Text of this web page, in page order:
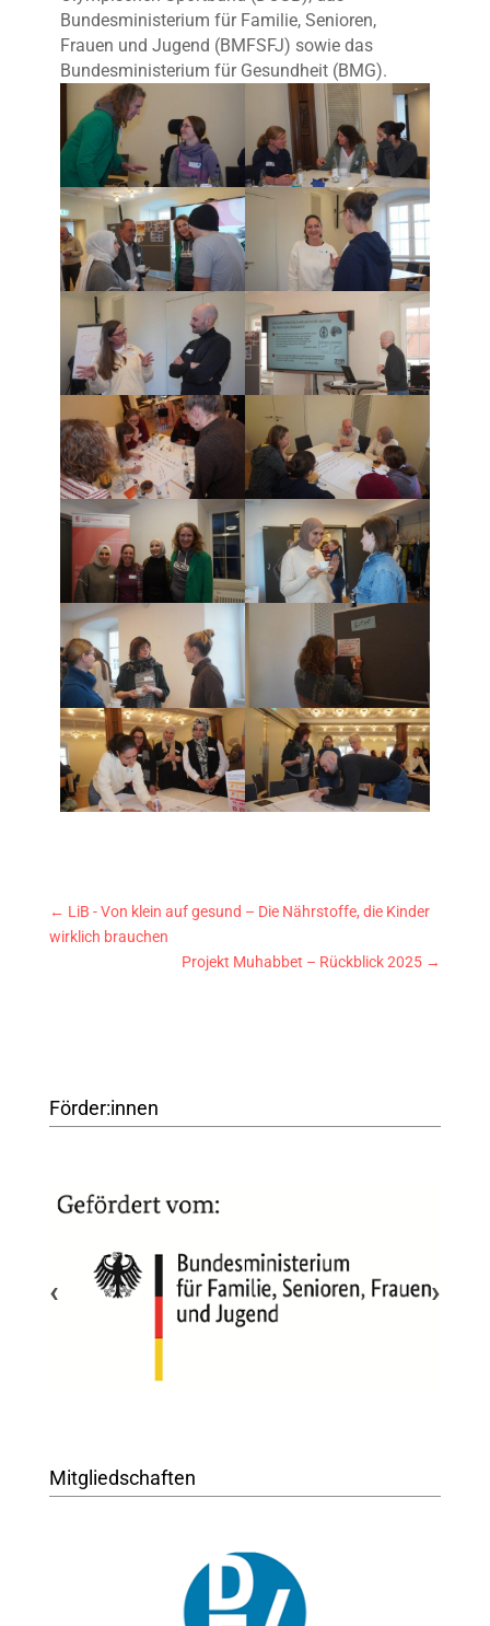
Bundesministerium für Familie, Senioren,
Frauen und Jugend (BMFSFJ) sowie das
Bundesministerium für Gesundheit (BMG).
← LiB - Von klein auf gesund – Die Nährstoffe, die Kinder
wirklich brauchen
Projekt Muhabbet – Rückblick 2025 →
Förder:innen
‹ ›
Mitgliedschaften